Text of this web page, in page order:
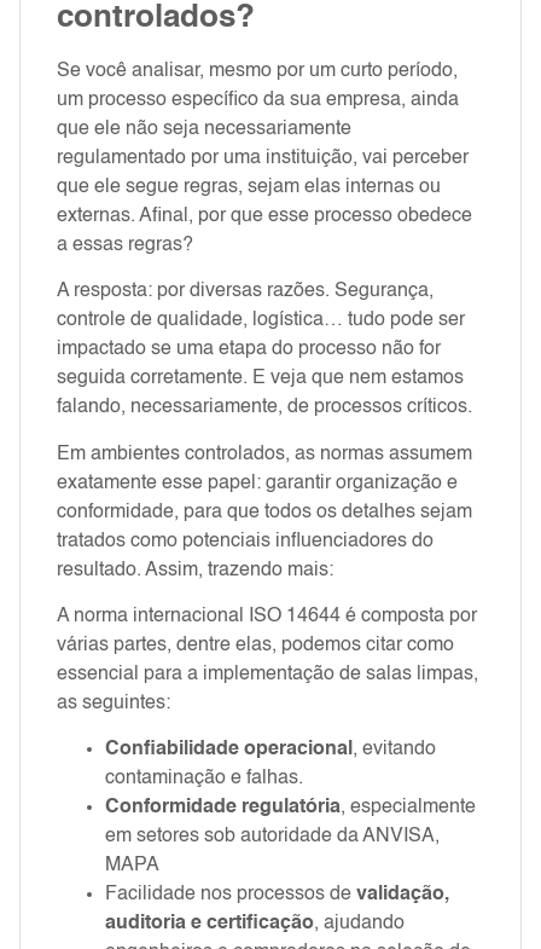
controlados?
Se você analisar, mesmo por um curto período,
um processo específico da sua empresa, ainda
que ele não seja necessariamente
regulamentado por uma instituição, vai perceber
que ele segue regras, sejam elas internas ou
externas. Afinal, por que esse processo obedece
a essas regras?
A resposta: por diversas razões. Segurança,
controle de qualidade, logística… tudo pode ser
impactado se uma etapa do processo não for
seguida corretamente. E veja que nem estamos
falando, necessariamente, de processos críticos.
Em ambientes controlados, as normas assumem
exatamente esse papel: garantir organização e
conformidade, para que todos os detalhes sejam
tratados como potenciais influenciadores do
resultado. Assim, trazendo mais:
A norma internacional ISO 14644 é composta por
várias partes, dentre elas, podemos citar como
essencial para a implementação de salas limpas,
as seguintes:
Confiabilidade operacional, evitando
contaminação e falhas.
Conformidade regulatória, especialmente
em setores sob autoridade da ANVISA,
MAPA
Facilidade nos processos de validação,
auditoria e certificação, ajudando